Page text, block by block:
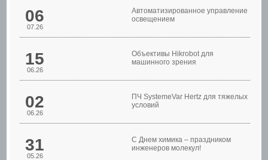
Шкафы управления
06
07.26
Автоматизированное управление
освещением
15
06.26
Объективы Hikrobot для
машинного зрения
02
06.26
ПЧ SystemeVar Hertz для тяжелых
условий
31
05.26
С Днем химика – праздником
инженеров молекул!